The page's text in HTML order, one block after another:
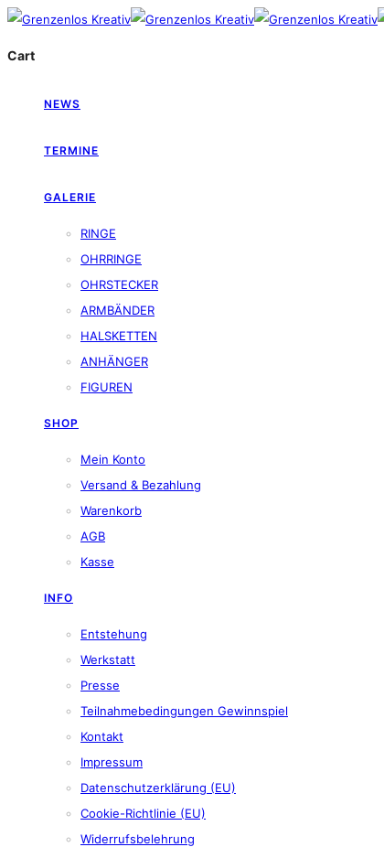
Cart
NEWS
TERMINE
GALERIE
RINGE
OHRRINGE
OHRSTECKER
ARMBÄNDER
HALSKETTEN
ANHÄNGER
FIGUREN
SHOP
Mein Konto
Versand & Bezahlung
Warenkorb
AGB
Kasse
INFO
Entstehung
Werkstatt
Presse
Teilnahmebedingungen Gewinnspiel
Kontakt
Impressum
Datenschutzerklärung (EU)
Cookie-Richtlinie (EU)
Widerrufsbelehrung